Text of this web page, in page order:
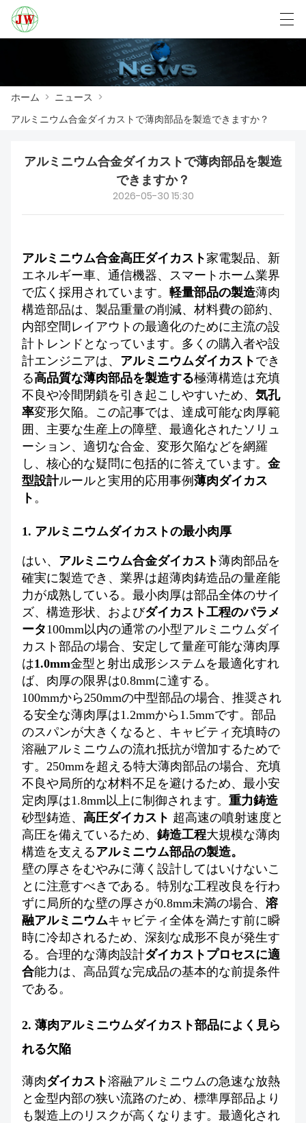
製品
工場展示
我々に連絡し
私たちについて
Български Deutsch
ホーム > ニュース >
アルミニウム合金ダイカストで薄肉部品を製造できますか？
アルミニウム合金ダイカストで薄肉部品を製造
できますか？
2026-05-30 15:30
アルミニウム合金高圧ダイカスト 家電製品、新
エネルギー車、通信機器、スマートホーム業界
で広く採用されています。 軽量部品の製造薄肉
構造部品は、製品重量の削減、材料費の節約、
内部空間レイアウトの最適化のために主流の設
計トレンドとなっています。多くの購入者や設
計エンジニアは、 アルミニウムダイカスト でき
る高品質な薄肉部品を製造する極薄構造は充填
不良や冷間閉鎖を引き起こしやすいため、 気孔
率変形欠陥。この記事では、達成可能な肉厚範
囲、主要な生産上の障壁、最適化されたソリュ
ーション、適切な合金、変形欠陥などを網羅
し、核心的な疑問に包括的に答えています。 金
型設計ルールと実用的応用事例 薄肉ダイカス
ト 。
1. アルミニウムダイカストの最小肉厚
はい、 アルミニウム合金ダイカスト薄肉部品を
確実に製造でき、業界は超薄肉鋳造品の量産能
力が成熟している。最小肉厚は部品全体のサイ
ズ、構造形状、およびダイカスト工程のパラメ
ータ100mm以内の通常の小型アルミニウムダイ
カスト部品の場合、安定して量産可能な薄肉厚
は1.0mm金型と射出成形システムを最適化すれ
ば、肉厚の限界は0.8mmに達する。
100mmから250mmの中型部品の場合、推奨され
る安全な薄肉厚は1.2mmから1.5mmです。部品
のスパンが大きくなると、キャビティ充填時の
溶融アルミニウムの流れ抵抗が増加するためで
す。250mmを超える特大薄肉部品の場合、充填
不良や局所的な材料不足を避けるため、最小安
定肉厚は1.8mm以上に制御されます。 重力鋳造
砂型鋳造、 高圧ダイカスト 超高速の噴射速度と
高圧を備えているため、 鋳造工程大規模な薄肉
構造を支えるアルミニウム部品の製造。
壁の厚さをむやみに薄く設計してはいけないこ
とに注意すべきである。特別な工程改良を行わ
ずに局所的な壁の厚さが0.8mm未満の場合、 溶
融アルミニウムキャビティ全体を満たす前に瞬
時に冷却されるため、深刻な成形不良が発生す
る。合理的な薄肉設計ダイカストプロセスに適
合能力は、高品質な完成品の基本的な前提条件
である。
2. 薄肉アルミニウムダイカスト部品によく見ら
れる欠陥
薄肉ダイカスト溶融アルミニウムの急速な放熱
と金型内部の狭い流路のため、標準厚部品より
も製造上のリスクが高くなります。最適化され